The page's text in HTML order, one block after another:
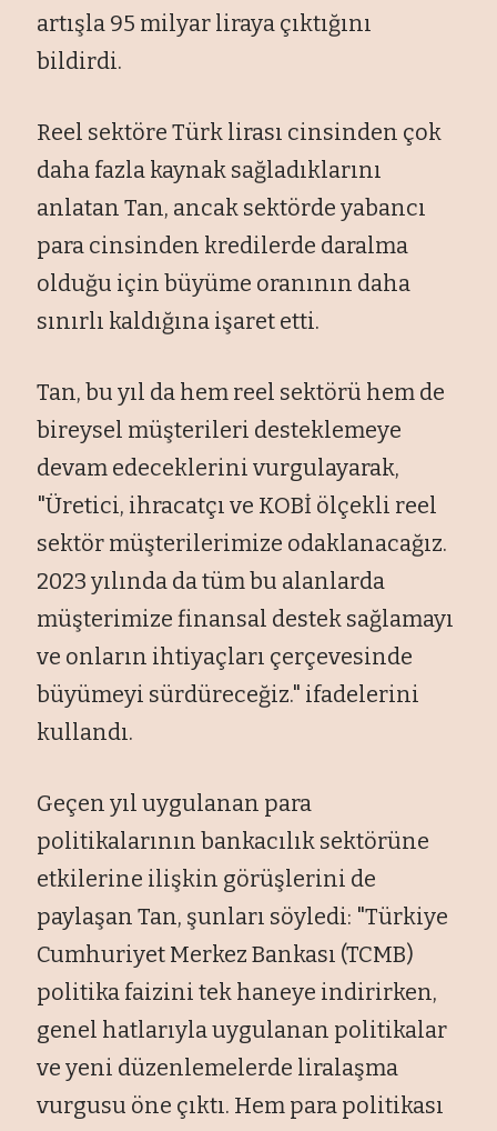
artışla 95 milyar liraya çıktığını
bildirdi.
Reel sektöre Türk lirası cinsinden çok
daha fazla kaynak sağladıklarını
anlatan Tan, ancak sektörde yabancı
para cinsinden kredilerde daralma
olduğu için büyüme oranının daha
sınırlı kaldığına işaret etti.
Tan, bu yıl da hem reel sektörü hem de
bireysel müşterileri desteklemeye
devam edeceklerini vurgulayarak,
"Üretici, ihracatçı ve KOBİ ölçekli reel
sektör müşterilerimize odaklanacağız.
2023 yılında da tüm bu alanlarda
müşterimize finansal destek sağlamayı
ve onların ihtiyaçları çerçevesinde
büyümeyi sürdüreceğiz." ifadelerini
kullandı.
Geçen yıl uygulanan para
politikalarının bankacılık sektörüne
etkilerine ilişkin görüşlerini de
paylaşan Tan, şunları söyledi: "Türkiye
Cumhuriyet Merkez Bankası (TCMB)
politika faizini tek haneye indirirken,
genel hatlarıyla uygulanan politikalar
ve yeni düzenlemelerde liralaşma
vurgusu öne çıktı. Hem para politikası